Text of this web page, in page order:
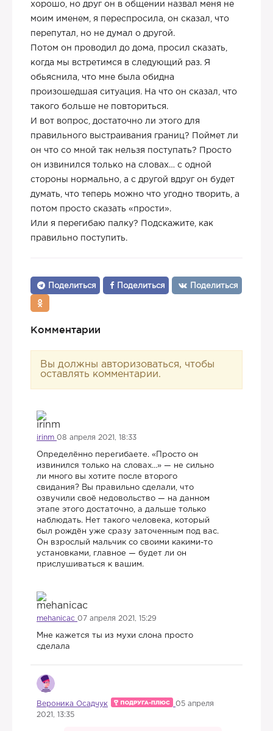
хорошо, но друг он в общении назвал меня не
моим именем, я переспросила, он сказал, что
перепутал, но не думал о другой.
Потом он проводил до дома, просил сказать,
когда мы встретимся в следующий раз. Я
обьяснила, что мне была обидна
произошедшая ситуация. На что он сказал, что
такого больше не повториться.
И вот вопрос, достаточно ли этого для
правильного выстраивания границ? Поймет ли
он что со мной так нельзя поступать? Просто
он извинился только на словах… с одной
стороны нормально, а с другой вдруг он будет
думать, что теперь можно что угодно творить, а
потом просто сказать «прости».
Или я перегибаю палку? Подскажите, как
правильно поступить.
Поделиться Поделиться Поделиться
Комментарии
Вы должны авторизоваться, чтобы
оставлять комментарии.
irinm 08 апреля 2021, 18:33
Определённо перегибаете. «Просто он
извинился только на словах…» — не сильно
ли много вы хотите после второго
свидания? Вы правильно сделали, что
озвучили своё недовольство — на данном
этапе этого достаточно, а дальше только
наблюдать. Нет такого человека, который
был рождён уже сразу заточенным под вас.
Он взрослый мальчик со своими какими-то
установками, главное — будет ли он
прислушиваться к вашим.
mehanicac 07 апреля 2021, 15:29
Мне кажется ты из мухи слона просто
сделала
Вероника Осадчук
05 апреля
2021, 13:35